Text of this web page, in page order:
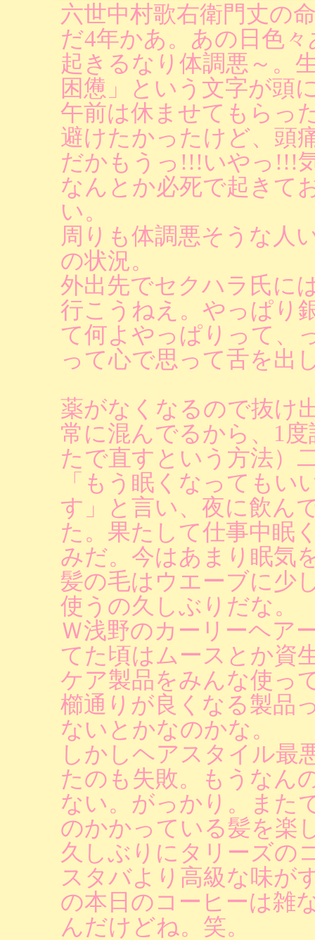
六世中村歌右衛門丈の
だ4年かあ。あの日色
起きるなり体調悪～。
困憊」という文字が頭
午前は休ませてもらっ
避けたかったけど、頭
だかもうっ!!!いやっ!!!
なんとか必死で起きて
い。
周りも体調悪そうな人
の状況。
外出先でセクハラ氏に
行こうねえ。やっぱり
て何よやっぱりって、
って心で思って舌を出
薬がなくなるので抜け
常に混んでるから、1
たで直すという方法）
「もう眠くなってもい
す」と言い、夜に飲ん
た。果たして仕事中眠
みだ。今はあまり眠気
髪の毛はウエーブに少
使うの久しぶりだな。
Ｗ浅野のカーリーヘア
てた頃はムースとか資
ケア製品をみんな使っ
櫛通りが良くなる製品
ないとかなのかな。
しかしヘアスタイル最
たのも失敗。もうなん
ない。がっかり。また
のかかっている髪を楽
久しぶりにタリーズの
スタバより高級な味が
の本日のコーヒーは雑
んだけどね。笑。